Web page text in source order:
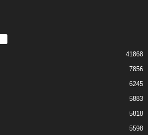
41868
7856
6245
5883
5818
5598